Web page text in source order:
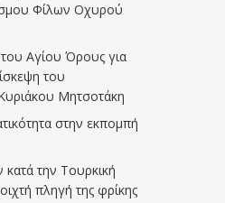
Φίλων Οχυρού
Αγίου Όρους για
του
Μητσοτάκη
στην εκπομπή
κατά την Τουρκική
πληγή της φρίκης